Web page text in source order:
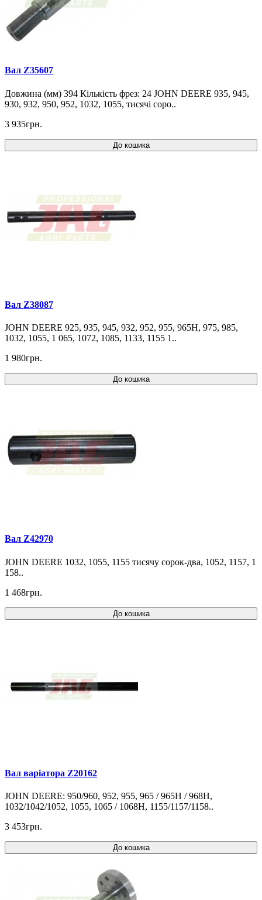
Вал Z35607
Довжина (мм) 394 Кількість фрез: 24 JOHN DEERE 935, 945,
930, 932, 950, 952, 1032, 1055, тисячі соро..
3 935грн.
До кошика
Вал Z38087
JOHN DEERE 925, 935, 945, 932, 952, 955, 965H, 975, 985,
1032, 1055, 1 065, 1072, 1085, 1133, 1155 1..
1 980грн.
До кошика
Вал Z42970
JOHN DEERE 1032, 1055, 1155 тисячу сорок-два, 1052, 1157, 1
158..
1 468грн.
До кошика
Вал варіатора Z20162
JOHN DEERE: 950/960, 952, 955, 965 / 965H / 968H,
1032/1042/1052, 1055, 1065 / 1068H, 1155/1157/1158..
3 453грн.
До кошика